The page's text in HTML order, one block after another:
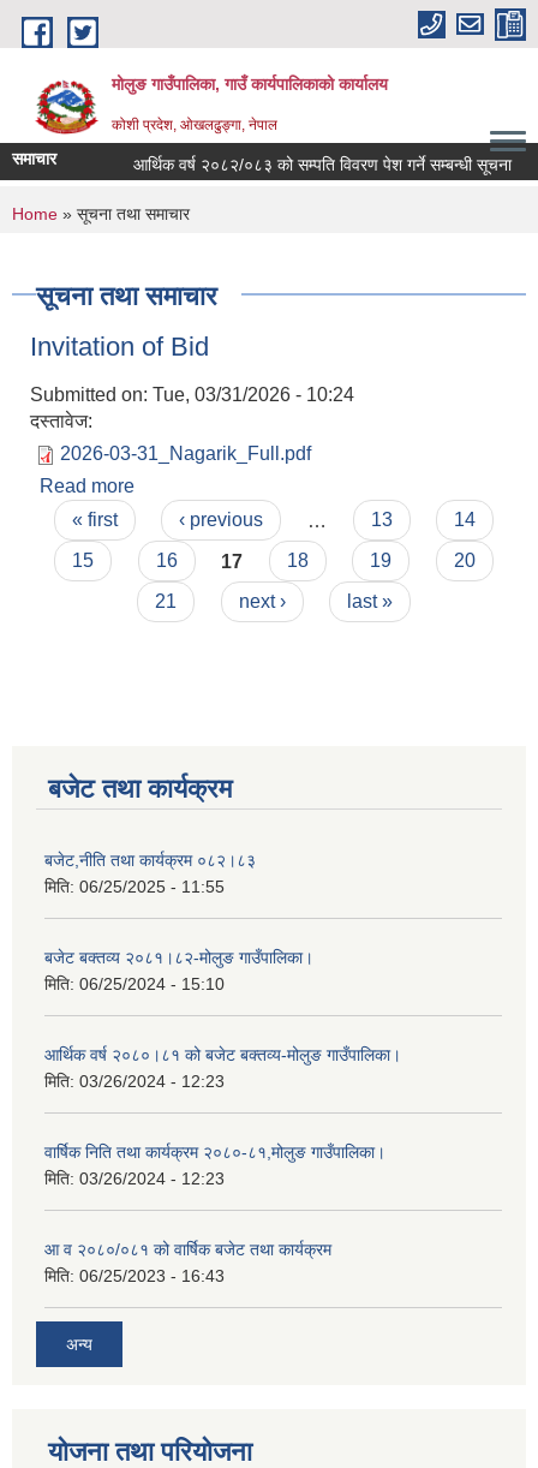
Skip to main content
मोलुङ गाउँपालिका, गाउँ कार्यपालिकाको कार्यालय
कोशी प्रदेश, ओखलढुङ्गा, नेपाल
समाचार आर्थिक वर्ष २०८२/०८३ को सम्पति विवरण पेश गर्ने सम्बन्धी सूचना
You are here
Home » सूचना तथा समाचार
सूचना तथा समाचार
Invitation of Bid
Submitted on: Tue, 03/31/2026 - 10:24
दस्तावेज:
2026-03-31_Nagarik_Full.pdf
Read more
Pages
« first ‹ previous 13
14
15
16 17 18 19
20
21
next › last »
बजेट तथा कार्यक्रम
बजेट,नीति तथा कार्यक्रम ०८२।८३
मिति: 06/25/2025 - 11:55
बजेट बक्तव्य २०८१।८२-मोलुङ गाउँपालिका।
मिति: 06/25/2024 - 15:10
आर्थिक वर्ष २०८०।८१ को बजेट बक्तव्य-मोलुङ गाउँपालिका।
मिति: 03/26/2024 - 12:23
वार्षिक निति तथा कार्यक्रम २०८०-८१,मोलुङ गाउँपालिका।
मिति: 03/26/2024 - 12:23
आ व २०८०/०८१ को वार्षिक बजेट तथा कार्यक्रम
मिति: 06/25/2023 - 16:43
अन्य
योजना तथा परियोजना